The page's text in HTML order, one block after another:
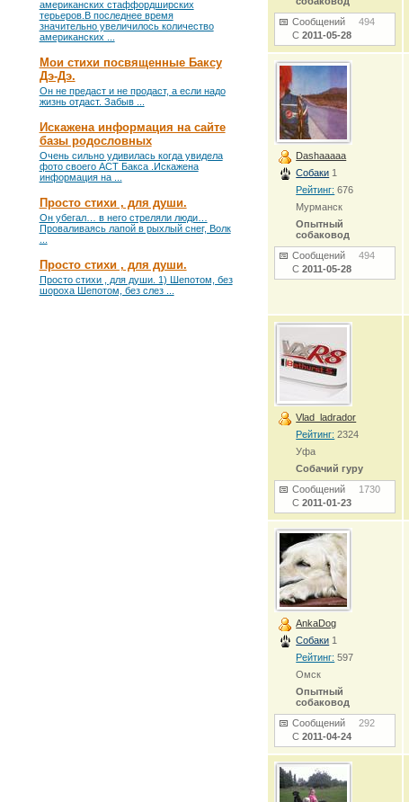
американских стаффордширских
терьеров.В последнее время
значительно увеличилось количество
американских ...
Мои стихи посвященные Баксу
Дэ-Дэ.
Он не предаст и не продаст, а если надо
жизнь отдаст. Забыв ...
Искажена информация на сайте
базы родословных
Очень сильно удивилась когда увидела
фото своего АСТ Бакса .Искажена
информация на ...
Просто стихи , для души.
Он убегал… в него стреляли люди…
Проваливаясь лапой в рыхлый снег, Волк
Просто стихи , для души.
Просто стихи , для души. 1) Шепотом, без
шороха Шепотом, без слез ...
Сообщений494
С2011-05-28
Dashaaaaa
Собаки 1
Рейтинг: 676
Мурманск
Опытный
собаковод
Сообщений494
С2011-05-28
Vlad_ladrador
Рейтинг: 2324
Уфа
Собачий гуру
Сообщений 1730
С2011-01-23
AnkaDog
Собаки 1
Рейтинг: 597
Омск
Опытный
собаковод
Сообщений292
С2011-04-24